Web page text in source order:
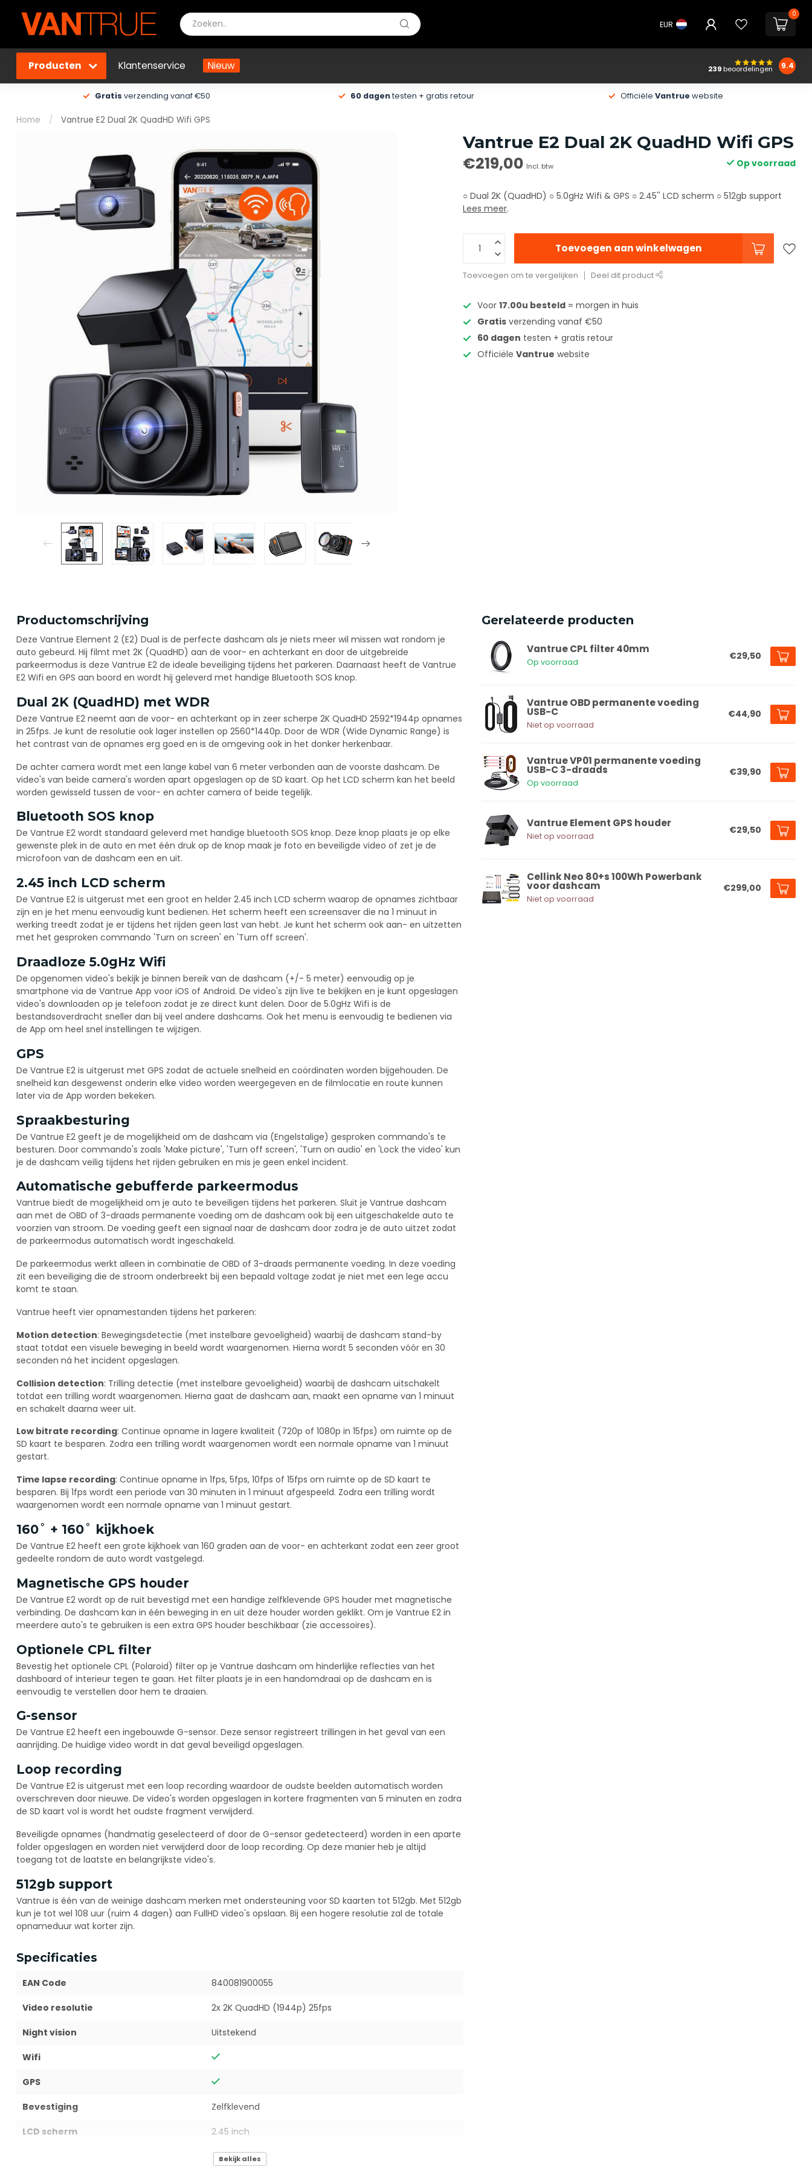
EUR
0
Producten Klantenservice Nieuw 239 beoordelingen 9.4
Gratis verzending vanaf €50 60 dagentesten + gratis retour Officiële Vantrue website
Home / Vantrue E2 Dual 2K QuadHD Wifi GPS
Vantrue E2 Dual 2K QuadHD Wifi GPS
€219,00 Incl. btw Op voorraad
○ Dual 2K (QuadHD) ○ 5.0gHz Wifi & GPS ○ 2.45'' LCD scherm ○ 512gb support
Lees meer.
Toevoegen aan winkelwagen
Toevoegen om te vergelijken Deel dit product
Voor17.00u besteld = morgen in huis
Gratis verzending vanaf €50
60 dagen testen + gratis retour
OfficiëleVantrue website
Productomschrijving
Deze Vantrue Element 2 (E2) Dual is de perfecte dashcam als je niets meer wil missen wat rondom je
auto gebeurd. Hij filmt met 2K (QuadHD) aan de voor- en achterkant en door de uitgebreide
parkeermodus is deze Vantrue E2 de ideale beveiliging tijdens het parkeren. Daarnaast heeft de Vantrue
E2 Wifi en GPS aan boord en wordt hij geleverd met handige Bluetooth SOS knop.
Dual 2K (QuadHD) met WDR
Deze Vantrue E2 neemt aan de voor- en achterkant op in zeer scherpe 2K QuadHD 2592*1944p opnames
in 25fps. Je kunt de resolutie ook lager instellen op 2560*1440p. Door de WDR (Wide Dynamic Range) is
het contrast van de opnames erg goed en is de omgeving ook in het donker herkenbaar.
De achter camera wordt met een lange kabel van 6 meter verbonden aan de voorste dashcam. De
video's van beide camera's worden apart opgeslagen op de SD kaart. Op het LCD scherm kan het beeld
worden gewisseld tussen de voor- en achter camera of beide tegelijk.
Bluetooth SOS knop
De Vantrue E2 wordt standaard geleverd met handige bluetooth SOS knop. Deze knop plaats je op elke
gewenste plek in de auto en met één druk op de knop maak je foto en beveiligde video of zet je de
microfoon van de dashcam een en uit.
2.45 inch LCD scherm
De Vantrue E2 is uitgerust met een groot en helder 2.45 inch LCD scherm waarop de opnames zichtbaar
zijn en je het menu eenvoudig kunt bedienen. Het scherm heeft een screensaver die na 1 minuut in
werking treedt zodat je er tijdens het rijden geen last van hebt. Je kunt het scherm ook aan- en uitzetten
met het gesproken commando 'Turn on screen' en 'Turn off screen'.
Draadloze 5.0gHz Wifi
De opgenomen video's bekijk je binnen bereik van de dashcam (+/- 5 meter) eenvoudig op je
smartphone via de Vantrue App voor iOS of Android. De video's zijn live te bekijken en je kunt opgeslagen
video's downloaden op je telefoon zodat je ze direct kunt delen. Door de 5.0gHz Wifi is de
bestandsoverdracht sneller dan bij veel andere dashcams. Ook het menu is eenvoudig te bedienen via
de App om heel snel instellingen te wijzigen.
GPS
De Vantrue E2 is uitgerust met GPS zodat de actuele snelheid en coördinaten worden bijgehouden. De
snelheid kan desgewenst onderin elke video worden weergegeven en de filmlocatie en route kunnen
later via de App worden bekeken.
Spraakbesturing
De Vantrue E2 geeft je de mogelijkheid om de dashcam via (Engelstalige) gesproken commando's te
besturen. Door commando's zoals 'Make picture', 'Turn off screen', 'Turn on audio' en 'Lock the video' kun
je de dashcam veilig tijdens het rijden gebruiken en mis je geen enkel incident.
Automatische gebufferde parkeermodus
Vantrue biedt de mogelijkheid om je auto te beveiligen tijdens het parkeren. Sluit je Vantrue dashcam
aan met de OBD of 3-draads permanente voeding om de dashcam ook bij een uitgeschakelde auto te
voorzien van stroom. De voeding geeft een signaal naar de dashcam door zodra je de auto uitzet zodat
de parkeermodus automatisch wordt ingeschakeld.
De parkeermodus werkt alleen in combinatie de OBD of 3-draads permanente voeding. In deze voeding
zit een beveiliging die de stroom onderbreekt bij een bepaald voltage zodat je niet met een lege accu
komt te staan.
Vantrue heeft vier opnamestanden tijdens het parkeren:
Motion detection: Bewegingsdetectie (met instelbare gevoeligheid) waarbij de dashcam stand-by
staat totdat een visuele beweging in beeld wordt waargenomen. Hierna wordt 5 seconden vóór en 30
seconden ná het incident opgeslagen.
Collision detection: Trilling detectie (met instelbare gevoeligheid) waarbij de dashcam uitschakelt
totdat een trilling wordt waargenomen. Hierna gaat de dashcam aan, maakt een opname van 1 minuut
en schakelt daarna weer uit.
Low bitrate recording: Continue opname in lagere kwaliteit (720p of 1080p in 15fps) om ruimte op de
SD kaart te besparen. Zodra een trilling wordt waargenomen wordt een normale opname van 1 minuut
gestart.
Time lapse recording: Continue opname in 1fps, 5fps, 10fps of 15fps om ruimte op de SD kaart te
besparen. Bij 1fps wordt een periode van 30 minuten in 1 minuut afgespeeld. Zodra een trilling wordt
waargenomen wordt een normale opname van 1 minuut gestart.
160˚ + 160˚ kijkhoek
De Vantrue E2 heeft een grote kijkhoek van 160 graden aan de voor- en achterkant zodat een zeer groot
gedeelte rondom de auto wordt vastgelegd.
Magnetische GPS houder
De Vantrue E2 wordt op de ruit bevestigd met een handige zelfklevende GPS houder met magnetische
verbinding. De dashcam kan in één beweging in en uit deze houder worden geklikt. Om je Vantrue E2 in
meerdere auto's te gebruiken is een extra GPS houder beschikbaar (zie accessoires).
Optionele CPL filter
Bevestig het optionele CPL (Polaroid) filter op je Vantrue dashcam om hinderlijke reflecties van het
dashboard of interieur tegen te gaan. Het filter plaats je in een handomdraai op de dashcam en is
eenvoudig te verstellen door hem te draaien.
G-sensor
De Vantrue E2 heeft een ingebouwde G-sensor. Deze sensor registreert trillingen in het geval van een
aanrijding. De huidige video wordt in dat geval beveiligd opgeslagen.
Loop recording
De Vantrue E2 is uitgerust met een loop recording waardoor de oudste beelden automatisch worden
overschreven door nieuwe. De video's worden opgeslagen in kortere fragmenten van 5 minuten en zodra
de SD kaart vol is wordt het oudste fragment verwijderd.
Beveiligde opnames (handmatig geselecteerd of door de G-sensor gedetecteerd) worden in een aparte
folder opgeslagen en worden niet verwijderd door de loop recording. Op deze manier heb je altijd
toegang tot de laatste en belangrijkste video's.
512gb support
Vantrue is één van de weinige dashcam merken met ondersteuning voor SD kaarten tot 512gb. Met 512gb
kun je tot wel 108 uur (ruim 4 dagen) aan FullHD video's opslaan. Bij een hogere resolutie zal de totale
opnameduur wat korter zijn.
Specificaties
EAN Code 840081900055
Video resolutie 2x 2K QuadHD (1944p) 25fps
Night vision Uitstekend
Wifi
GPS
Bevestiging Zelfklevend
LCD scherm 2.45 inch
Bekijk alles
Gerelateerde producten
Vantrue CPL filter 40mm
Op voorraad
€29,50
Vantrue OBD permanente voeding
USB-C
Niet op voorraad
€44,90
Vantrue VP01 permanente voeding
USB-C 3-draads
Op voorraad
€39,90
Vantrue Element GPS houder
Niet op voorraad
€29,50
Cellink Neo 80+s 100Wh Powerbank
voor dashcam
Niet op voorraad
€299,00